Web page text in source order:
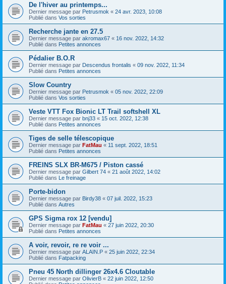
De l'hiver au printemps...
Dernier message par Petrusmok « 24 avr. 2023, 10:08
Publié dans Vos sorties
Recherche jante en 27.5
Dernier message par akromax67 « 16 nov. 2022, 14:32
Publié dans Petites annonces
Pédalier B.O.R
Dernier message par Descendus frontalis « 09 nov. 2022, 11:34
Publié dans Petites annonces
Slow Country
Dernier message par Petrusmok « 05 nov. 2022, 22:09
Publié dans Vos sorties
Veste VTT Fox Bionic LT Trail softshell XL
Dernier message par bnj33 « 15 oct. 2022, 12:38
Publié dans Petites annonces
Tiges de selle télescopique
Dernier message par FatMau « 11 sept. 2022, 18:51
Publié dans Petites annonces
FREINS SLX BR-M675 / Piston cassé
Dernier message par Gilbert 74 « 21 août 2022, 14:02
Publié dans Le freinage
Porte-bidon
Dernier message par Birdy38 « 07 juil. 2022, 15:23
Publié dans Autres
GPS Sigma rox 12 [vendu]
Dernier message par FatMau « 27 juin 2022, 20:30
Publié dans Petites annonces
A voir, revoir, re re voir ...
Dernier message par ALAIN.P « 25 juin 2022, 22:34
Publié dans Fatpacking
Pneu 45 North dillinger 26x4.6 Cloutable
Dernier message par OlivierB « 22 juin 2022, 12:50